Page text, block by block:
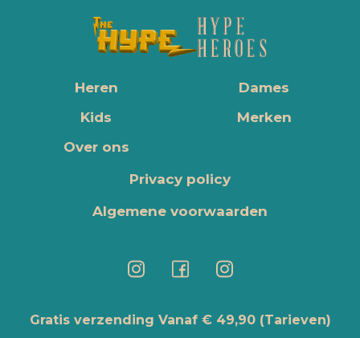
Heren
Dames
Kids
Merken
Over ons
Privacy policy
Algemene voorwaarden
Gratis verzending Vanaf € 49,90 (Tarieven)